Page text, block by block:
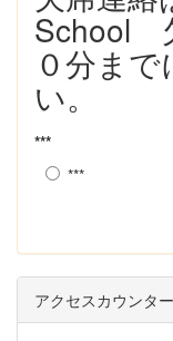
School
０分ま
い。
***
***
アクセスカウンター